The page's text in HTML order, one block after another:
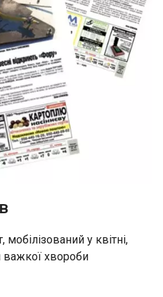
у квітні,
важкої хвороби